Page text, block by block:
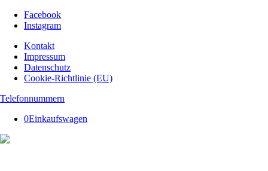
Facebook
Instagram
Kontakt
Impressum
Datenschutz
Cookie-Richtlinie (EU)
Telefonnummern
0Einkaufswagen